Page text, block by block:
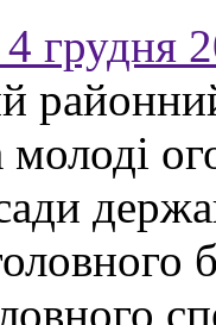
грудня
молоді